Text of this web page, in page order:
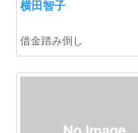
横田智子
借金踏み倒し